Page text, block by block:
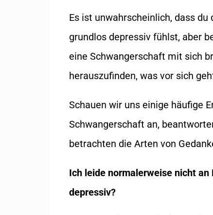
Es ist unwahrscheinlich, dass
grundlos depressiv fühlst, aber
eine Schwangerschaft mit sich
herauszufinden, was vor sich
Schauen wir uns einige häufige
Schwangerschaft an,
betrachten die Arten von
Ich leide normalerweise nicht
depressiv?